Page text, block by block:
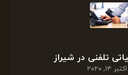
تلفنی در شیراز
اکتبر ۱۴, ۲۰۲۰